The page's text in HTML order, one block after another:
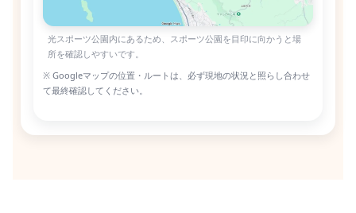
光スポーツ公園内にあるため、スポーツ公園を目印に向かうと場
所を確認しやすいです。
※ Googleマップの位置・ルートは、必ず現地の状況と照らし合わせ
て最終確認してください。